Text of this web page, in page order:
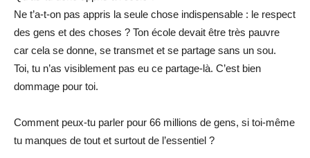
Ne t’a-t-on pas appris la seule chose indispensable : le respect
des gens et des choses ? Ton école devait être très pauvre
car cela se donne, se transmet et se partage sans un sou.
Toi, tu n’as visiblement pas eu ce partage-là. C’est bien
dommage pour toi.
Comment peux-tu parler pour 66 millions de gens, si toi-même
tu manques de tout et surtout de l’essentiel ?